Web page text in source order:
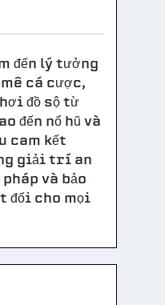
đến lý tưởng
cá cược,
đồ sộ từ
đến nổ hũ và
cam kết
giải trí an
và bảo
đối cho mọi